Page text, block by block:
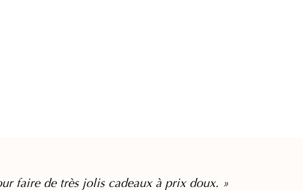
faire de très jolis cadeaux à prix doux. »